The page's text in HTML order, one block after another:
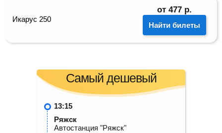
Икарус 250
от 477 р.
Найти билеты
Самый дешевый
13:15
Ряжск
Автостанция "Ряжск"